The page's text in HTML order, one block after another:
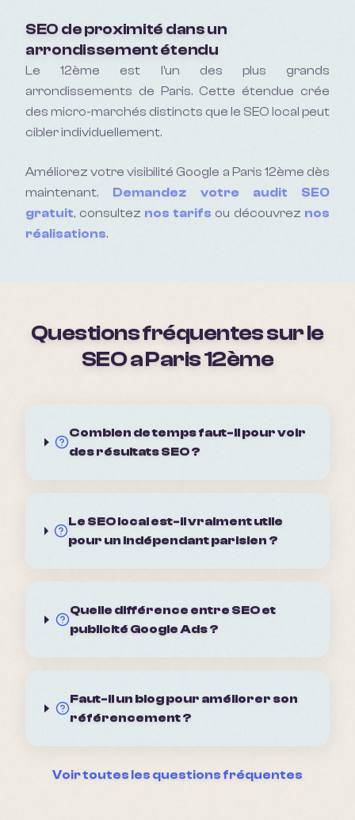
SEO de proximité dans un
arrondissement étendu
Le 12ème est l'un des plus grands
arrondissements de Paris. Cette étendue crée
des micro-marchés distincts que le SEO local peut
cibler individuellement.
Améliorez votre visibilité Google a Paris 12ème dès
maintenant. Demandez votre audit SEO
gratuit, consultez nos tarifs ou découvrez nos
réalisations.
Questions fréquentes sur le
SEO aParis 12ème
Combien de temps faut-il pour voir
des résultats SEO ?
Le SEO local est-il vraiment utile
pour un indépendant parisien ?
Quelle différence entre SEO et
publicité Google Ads ?
Faut-il un blog pour améliorer son
référencement ?
Voir toutes les questions fréquentes